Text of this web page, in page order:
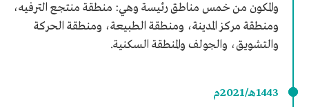
والمكون من خمس مناطق رئيسة وهي: منطقة منتجع الترفيه،
ومنطقة مركز المدينة، ومنطقة الطبيعة، ومنطقة الحركة
والتشويق، والجولف والمنطقة السكنية.
1443هـ/2021م